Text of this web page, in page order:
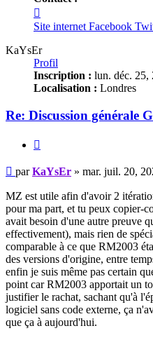
KaYsEr
Site internet Facebook
KaYsEr
Profil
Inscription : lun. déc. 25,
Localisation : Londres
Re: Discussion générale
Message
non
lu
parKaYsEr » mar. juil. 20,
MZ est utile afin d'avoir 2
pour ma part, et tu peux copier-
avait besoin d'une autre preuve
effectivement), mais rien de
comparable à ce que RM2003
des versions d'origine, entre
enfin je suis même pas certain
point car RM2003 apportait un
justifier le rachat, sachant qu'à
logiciel sans code externe, ça
que ça à aujourd'hui.